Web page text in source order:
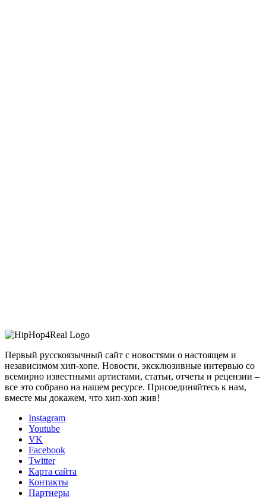
Первый русскоязычный сайт с новостями о настоящем и
независимом хип-хопе. Новости, эксклюзивные интервью со
всемирно известными артистами, статьи, отчеты и рецензии –
все это собрано на нашем ресурсе. Присоединяйтесь к нам,
вместе мы докажем, что хип-хоп жив!
Instagram
Youtube
VK
Facebook
Twitter
Карта сайта
Контакты
Партнеры